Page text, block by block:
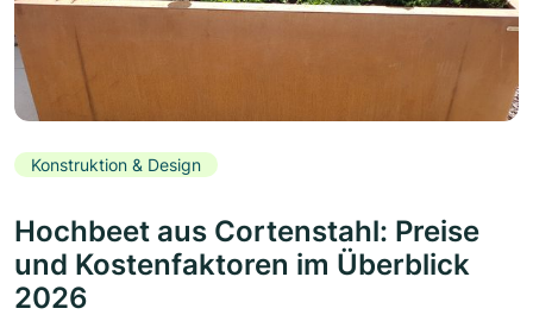
Konstruktion & Design
Hochbeet aus Cortenstahl: Preise
und Kostenfaktoren im Überblick
2026